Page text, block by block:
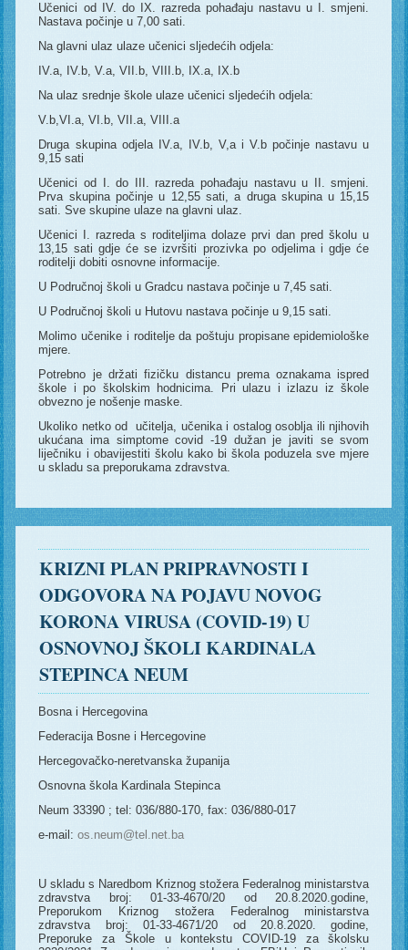
Učenici od IV. do IX. razreda pohađaju nastavu u I. smjeni.
Nastava počinje u 7,00 sati.
Na glavni ulaz ulaze učenici sljedećih odjela:
IV.a, IV.b, V.a, VII.b, VIII.b, IX.a, IX.b
Na ulaz srednje škole ulaze učenici sljedećih odjela:
V.b,VI.a, VI.b, VII.a, VIII.a
Druga skupina odjela IV.a, IV.b, V,a i V.b počinje nastavu u
9,15 sati
Učenici od I. do III. razreda pohađaju nastavu u II. smjeni.
Prva skupina počinje u 12,55 sati, a druga skupina u 15,15
sati. Sve skupine ulaze na glavni ulaz.
Učenici I. razreda s roditeljima dolaze prvi dan pred školu u
13,15 sati gdje će se izvršiti prozivka po odjelima i gdje će
roditelji dobiti osnovne informacije.
U Područnoj školi u Gradcu nastava počinje u 7,45 sati.
U Područnoj školi u Hutovu nastava počinje u 9,15 sati.
Molimo učenike i roditelje da poštuju propisane epidemiološke
mjere.
Potrebno je držati fizičku distancu prema oznakama ispred
škole i po školskim hodnicima. Pri ulazu i izlazu iz škole
obvezno je nošenje maske.
Ukoliko netko od učitelja, učenika i ostalog osoblja ili njihovih
ukućana ima simptome covid -19 dužan je javiti se svom
liječniku i obavijestiti školu kako bi škola poduzela sve mjere
u skladu sa preporukama zdravstva.
KRIZNI PLAN PRIPRAVNOSTI I
ODGOVORA NA POJAVU NOVOG
KORONA VIRUSA (COVID-19) U
OSNOVNOJ ŠKOLI KARDINALA
STEPINCA NEUM
Bosna i Hercegovina
Federacija Bosne i Hercegovine
Hercegovačko-neretvanska županija
Osnovna škola Kardinala Stepinca
Neum 33390 ; tel: 036/880-170, fax: 036/880-017
e-mail:os.neum@tel.net.ba
U skladu s Naredbom Kriznog stožera Federalnog ministarstva
zdravstva broj: 01-33-4670/20 od 20.8.2020.godine,
Preporukom Kriznog stožera Federalnog ministarstva
zdravstva broj: 01-33-4671/20 od 20.8.2020. godine,
Preporuke za Škole u kontekstu COVID-19 za školsku